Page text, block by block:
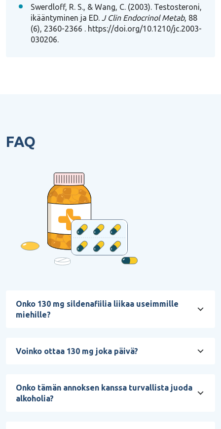
Swerdloff, R. S., & Wang, C. (2003). Testosteroni,
ikääntyminen ja ED. J Clin Endocrinol Metab, 88
(6), 2360-2366 . https://doi.org/10.1210/jc.2003-
030206.
FAQ
Onko 130 mg sildenafiilia liikaa useimmille
miehille?
Voinko ottaa 130 mg joka päivä?
Onko tämän annoksen kanssa turvallista juoda
alkoholia?